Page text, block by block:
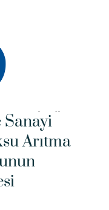
Sanayi
Arıtma